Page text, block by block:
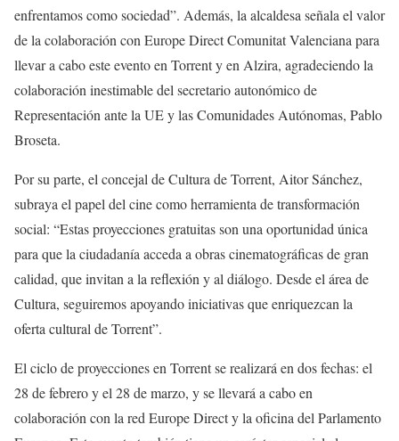
enfrentamos como sociedad”. Además, la alcaldesa señala el valor
de la colaboración con Europe Direct Comunitat Valenciana para
llevar a cabo este evento en Torrent y en Alzira, agradeciendo la
colaboración inestimable del secretario autonómico de
Representación ante la UE y las Comunidades Autónomas, Pablo
Broseta.
Por su parte, el concejal de Cultura de Torrent, Aitor Sánchez,
subraya el papel del cine como herramienta de transformación
social: “Estas proyecciones gratuitas son una oportunidad única
para que la ciudadanía acceda a obras cinematográficas de gran
calidad, que invitan a la reflexión y al diálogo. Desde el área de
Cultura, seguiremos apoyando iniciativas que enriquezcan la
oferta cultural de Torrent”.
El ciclo de proyecciones en Torrent se realizará en dos fechas: el
28 de febrero y el 28 de marzo, y se llevará a cabo en
colaboración con la red Europe Direct y la oficina del Parlamento